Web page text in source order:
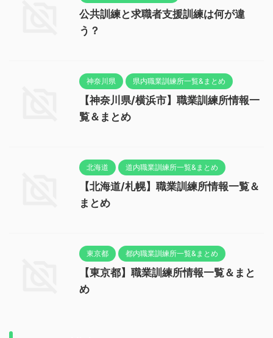
公共訓練と求職者支援訓練は何が違
う？
神奈川県 県内職業訓練所一覧&まとめ
【神奈川県/横浜市】職業訓練所情報一
覧＆まとめ
北海道 道内職業訓練所一覧&まとめ
【北海道/札幌】職業訓練所情報一覧＆
まとめ
東京都 都内職業訓練所一覧&まとめ
【東京都】職業訓練所情報一覧＆まと
め